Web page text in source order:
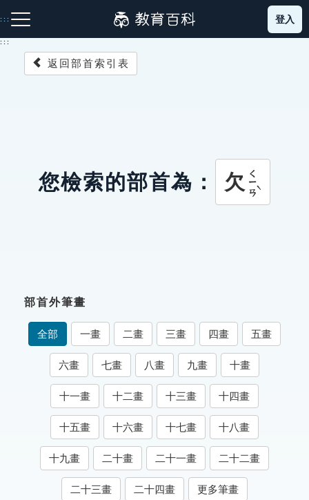
到
主
:::
索引選單
知識索引
單字索引
生命大百科索引
遊戲專區
教學應用
登入
:::
返回部首索引表
您檢索的部首為： 欠 ㄑㄧㄢˋ
部首外筆畫
全部 一畫 二畫 三畫 四畫 五畫
六畫 七畫 八畫 九畫 十畫
十一畫 十二畫 十三畫 十四畫
十五畫 十六畫 十七畫 十八畫
十九畫 二十畫 二十一畫 二十二畫
二十三畫 二十四畫 更多筆畫